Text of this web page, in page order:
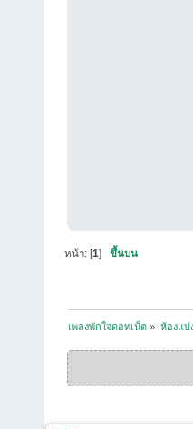
หน้า: [1]ขึ้นบน
เพลงพักใจดอทเน็ต » ห้องแบ่